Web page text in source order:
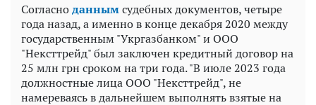
Согласноданнымсудебных документов, четыре
года назад, а именно в конце декабря 2020 между
государственным "Укргазбанком" и ООО
"Нексттрейд" был заключен кредитный договор на
25 млн грн сроком на три года. "В июле 2023 года
должностные лица ООО "Нексттрейд", не
намереваясь в дальнейшем выполнять взятые на